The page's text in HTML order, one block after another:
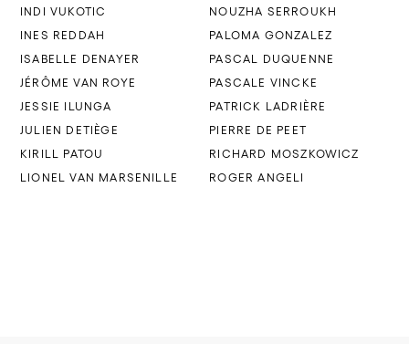
INDI VUKOTIC
INES REDDAH
ISABELLE DENAYER
JÉRÔME VAN ROYE
JESSIE ILUNGA
JULIEN DETIÈGE
KIRILL PATOU
LIONEL VAN MARSENILLE
NOUZHA SERROUKH
PALOMA GONZALEZ
PASCAL DUQUENNE
PASCALE VINCKE
PATRICK LADRIÈRE
PIERRE DE PEET
RICHARD MOSZKOWICZ
ROGER ANGELI